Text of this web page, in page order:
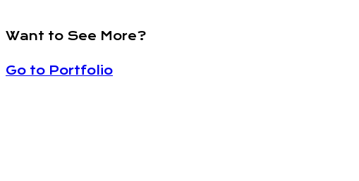
Want to See More?
Go to Portfolio